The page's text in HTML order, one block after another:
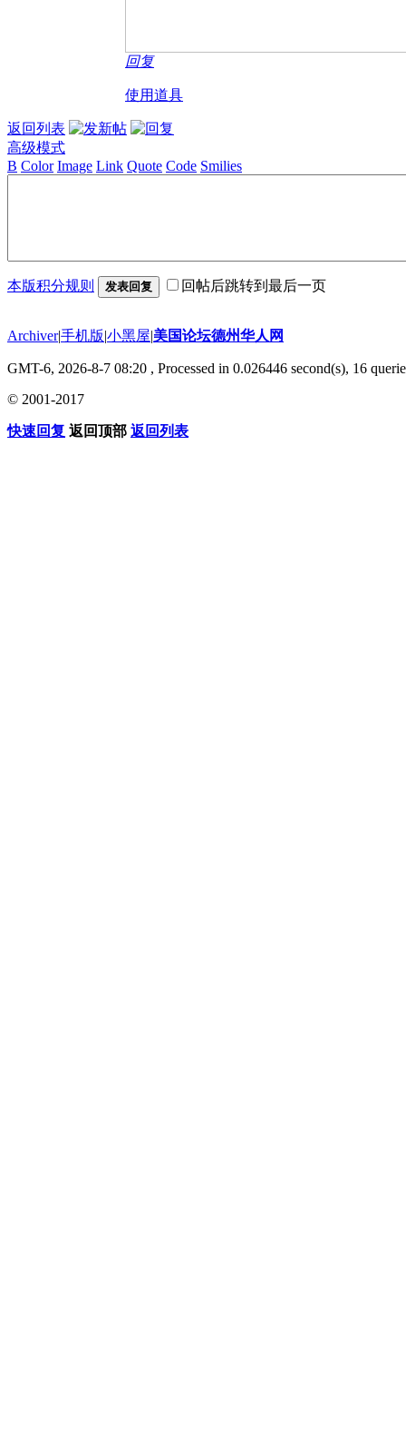
回复
使用道具
返回列表
高级模式
B Color Image Link Quote Code Smilies
本版积分规则 发表回复 回帖后跳转到最后一页
Archiver|手机版|小黑屋|美国论坛德州华人网
GMT-6, 2026-8-7 08:20 , Processed in 0.026446 second(s), 16
© 2001-2017
快速回复 返回顶部 返回列表